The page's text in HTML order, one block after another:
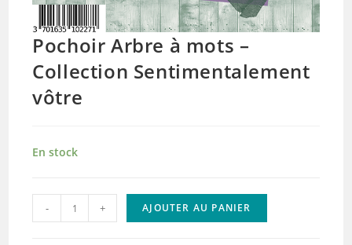
Pochoir Arbre à mots –
Collection Sentimentalement
vôtre
En stock
quantité
de
- + AJOUTER AU PANIER